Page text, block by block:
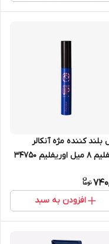
بلند کننده مژه آنکالر
اوریفلیم 34750
افزودن به سبد